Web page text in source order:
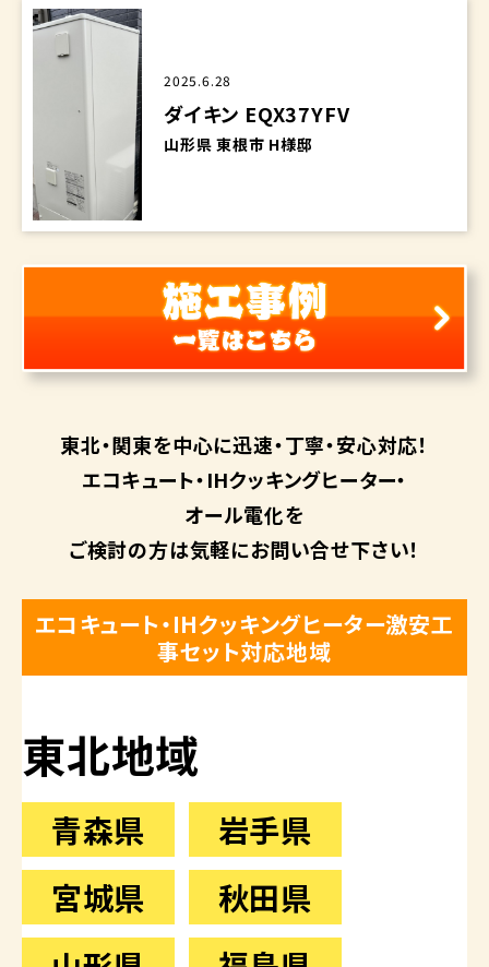
2025.6.28
ダイキン EQX37YFV
山形県 東根市 H様邸
東北・関東を中心に迅速・丁寧・安心対応！
エコキュート・IHクッキングヒーター・
オール電化を
ご検討の方は気軽にお問い合せ下さい！
エコキュート・IHクッキングヒーター激安工
事セット対応地域
東北地域
青森県
岩手県
宮城県
秋田県